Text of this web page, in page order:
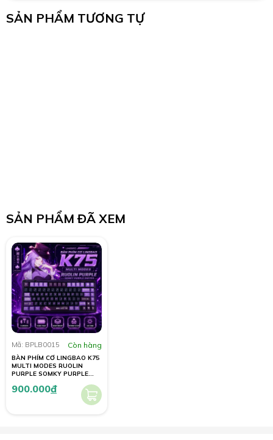
SẢN PHẨM TƯƠNG TỰ
SẢN PHẨM ĐÃ XEM
Mã: BPLB0015 Còn hàng
BÀN PHÍM CƠ LINGBAO K75
MULTI MODES RUOLIN
PURPLE SOMKY PURPLE
900.000đ